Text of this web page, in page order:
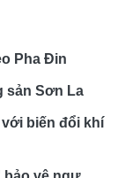
Pha Đin
sản Sơn La
biến đổi khí